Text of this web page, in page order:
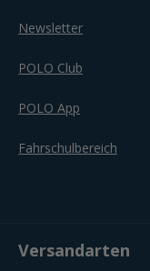
Newsletter
POLO Club
POLO App
Fahrschulbereich
Versandarten